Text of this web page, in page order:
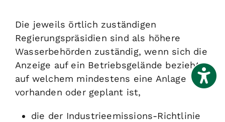
Die jeweils örtlich zuständigen
Regierungspräsidien sind als höhere
Wasserbehörden zuständig, wenn sich die
Anzeige auf ein Betriebsgelände bezieht,
auf welchem mindestens eine Anlage
vorhanden oder geplant ist,
die der Industrieemissions-Richtlinie